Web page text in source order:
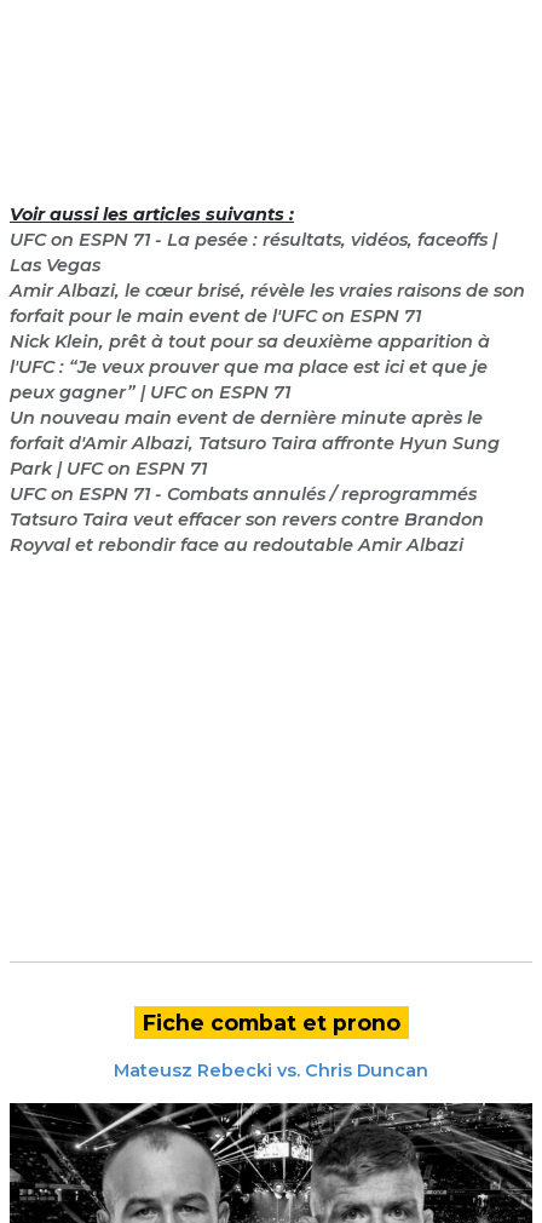
Voir aussi les articles suivants :
UFC on ESPN 71 - La pesée : résultats, vidéos, faceoffs |
Las Vegas
Amir Albazi, le cœur brisé, révèle les vraies raisons de son
forfait pour le main event de l'UFC on ESPN 71
Nick Klein, prêt à tout pour sa deuxième apparition à
l'UFC : “Je veux prouver que ma place est ici et que je
peux gagner” | UFC on ESPN 71
Un nouveau main event de dernière minute après le
forfait d'Amir Albazi, Tatsuro Taira affronte Hyun Sung
Park | UFC on ESPN 71
UFC on ESPN 71 - Combats annulés / reprogrammés
Tatsuro Taira veut effacer son revers contre Brandon
Royval et rebondir face au redoutable Amir Albazi
Fiche combat et prono
Mateusz Rebecki vs. Chris Duncan